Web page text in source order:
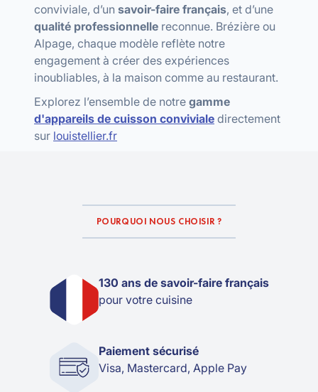
conviviale, d’un savoir-faire français, et d’une
qualité professionnelle reconnue. Brézière ou
Alpage, chaque modèle reflète notre
engagement à créer des expériences
inoubliables, à la maison comme au restaurant.
Explorez l’ensemble de notre gamme
d'appareils de cuisson conviviale directement
sur louistellier.fr
POURQUOI NOUS CHOISIR ?
130 ans de savoir-faire français
pour votre cuisine
Paiement sécurisé
Visa, Mastercard, Apple Pay